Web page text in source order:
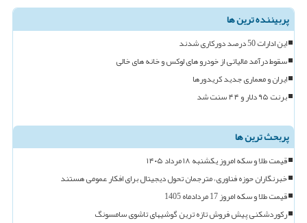
پربیننده ترین ها
این ادارات 50 درصد دورکاری شدند
سقوط درآمد مالیاتی از خودرو های لوکس و خانه های خالی
ایران و معماری جدید کریدورها
برنت ۹۵ دلار و ۴۴ سنت شد
پربحث ترین ها
قیمت طلا و سکه امروز یکشنبه ۱۸ مرداد ۱۴۰۵
خبرنگاران حوزه فناوری، مترجمان تحول دیجیتال برای افکار عمومی هستند
قیمت طلا و سکه امروز 17 مردادماه 1405
رکوردشکنی پیش فروش تازه ترین گوشیهای تاشوی سامسونگ